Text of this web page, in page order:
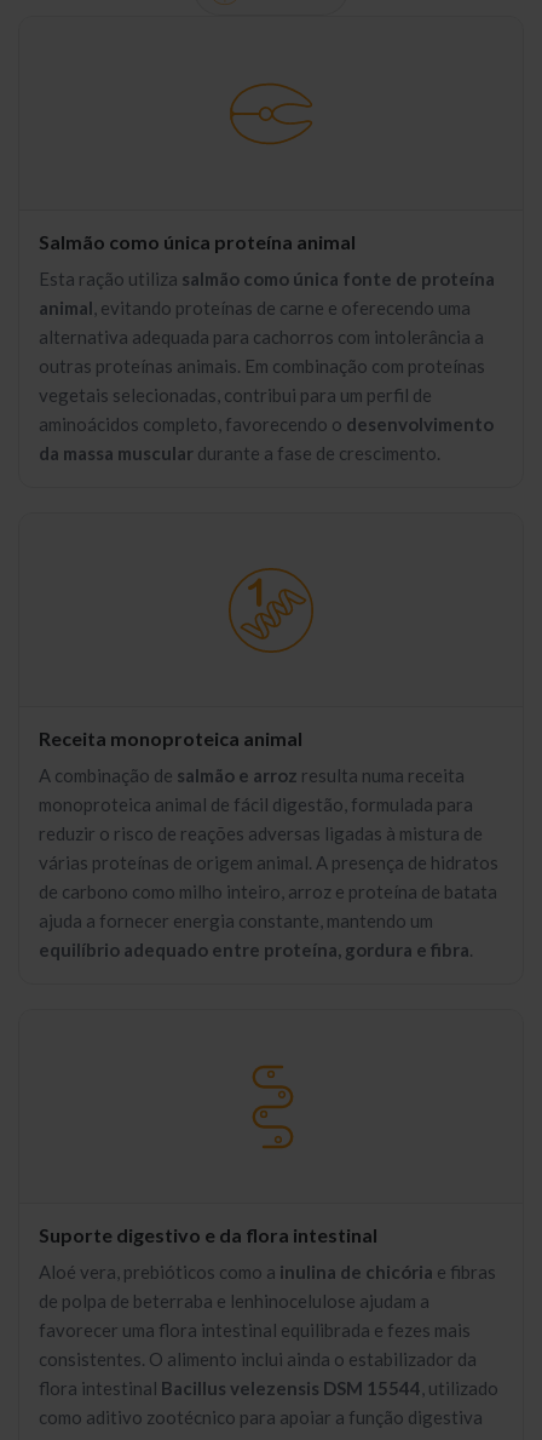
Salmão como única proteína animal
Esta ração utiliza salmão como única fonte de proteína
animal , evitando proteínas de carne e oferecendo uma
alternativa adequada para cachorros com intolerância a
outras proteínas animais. Em combinação com proteínas
vegetais selecionadas, contribui para um perfil de
aminoácidos completo, favorecendo o desenvolvimento
da massa muscular durante a fase de crescimento.
Receita monoproteica animal
A combinação de salmão e arroz resulta numa receita
monoproteica animal de fácil digestão, formulada para
reduzir o risco de reações adversas ligadas à mistura de
várias proteínas de origem animal. A presença de hidratos
de carbono como milho inteiro, arroz e proteína de batata
ajuda a fornecer energia constante, mantendo um
equilíbrio adequado entre proteína, gordura e fibra.
Suporte digestivo e da flora intestinal
Aloé vera, prebióticos como a inulina de chicória e fibras
de polpa de beterraba e lenhinocelulose ajudam a
favorecer uma flora intestinal equilibrada e fezes mais
consistentes. O alimento inclui ainda o estabilizador da
flora intestinal Bacillus velezensis DSM 15544 , utilizado
como aditivo zootécnico para apoiar a função digestiva